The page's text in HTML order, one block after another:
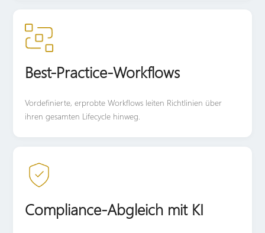
Best-Practice-Workflows
Vordefinierte, erprobte Workflows leiten Richtlinien über
ihren gesamten Lifecycle hinweg.
Compliance-Abgleich mit KI